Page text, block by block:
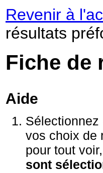
Revenir à
résultats
Fiche de
Aide
vos choix de
pour tout voir,
sont